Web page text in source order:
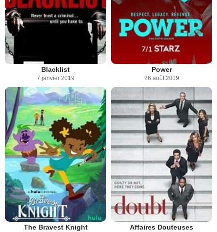
Blacklist
7 janvier 2019
Power
26 août 2019
The Bravest Knight Affaires Douteuses